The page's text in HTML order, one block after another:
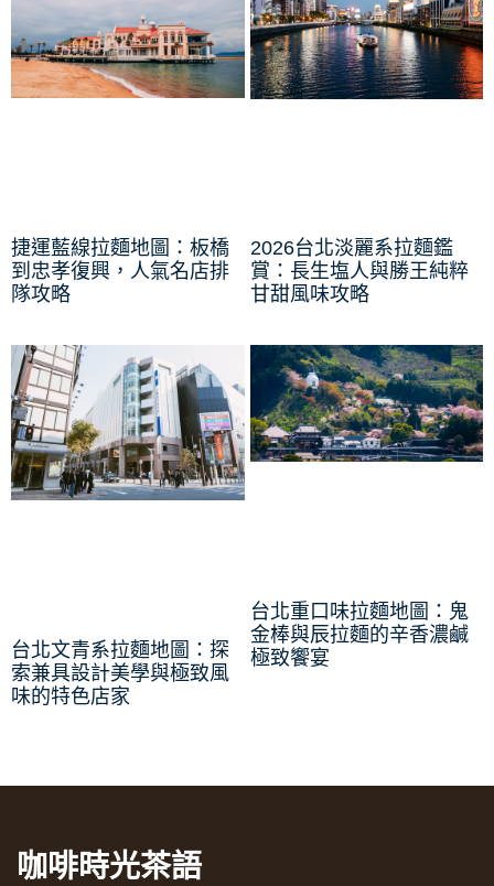
捷運藍線拉麵地圖：板橋
到忠孝復興，人氣名店排
隊攻略
2026台北淡麗系拉麵鑑
賞：長生塩人與勝王純粹
甘甜風味攻略
台北文青系拉麵地圖：探
索兼具設計美學與極致風
味的特色店家
台北重口味拉麵地圖：鬼
金棒與辰拉麵的辛香濃鹹
極致饗宴
咖啡時光茶語